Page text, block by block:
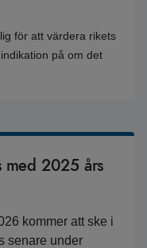
för att värdera rikets
på om det
med 2025 års
kommer att ske i
senare under